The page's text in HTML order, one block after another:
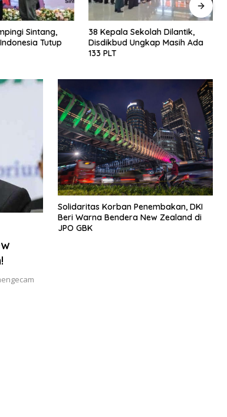
Dilantik,
Masih Ada
Ratusan Warga Desa Baung
Sengatap Desak Pemkab Putus
Kerja Sama dengan
Solidaritas Korban Penembakan, DKI
Beri Warna Bendera New Zealand di
JPO GBK